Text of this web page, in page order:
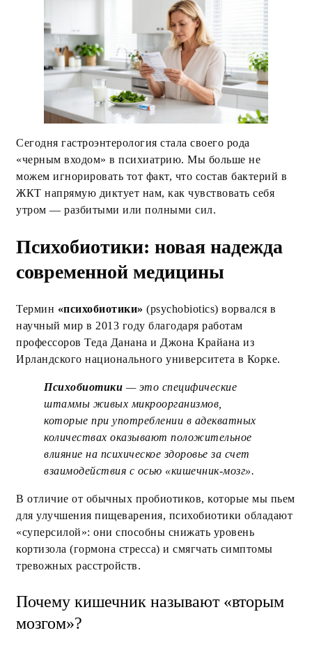
Сегодня гастроэнтерология стала своего рода
«черным входом» в психиатрию. Мы больше не
можем игнорировать тот факт, что состав бактерий в
ЖКТ напрямую диктует нам, как чувствовать себя
утром — разбитыми или полными сил.
Психобиотики: новая надежда
современной медицины
Термин «психобиотики» (psychobiotics) ворвался в
научный мир в 2013 году благодаря работам
профессоров Теда Данана и Джона Крайана из
Ирландского национального университета в Корке.
Психобиотики — это специфические
штаммы живых микроорганизмов,
которые при употреблении в адекватных
количествах оказывают положительное
влияние на психическое здоровье за счет
взаимодействия с осью «кишечник-мозг».
В отличие от обычных пробиотиков, которые мы пьем
для улучшения пищеварения, психобиотики обладают
«суперсилой»: они способны снижать уровень
кортизола (гормона стресса) и смягчать симптомы
тревожных расстройств.
Почему кишечник называют «вторым
мозгом»?